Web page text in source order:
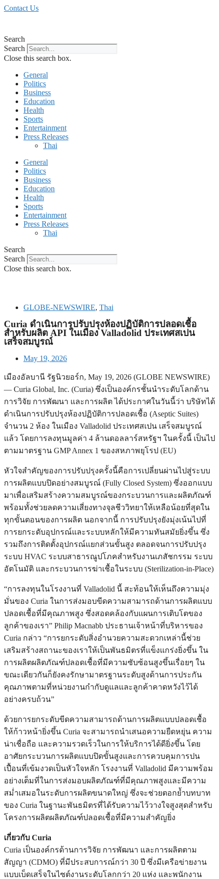
Skip
Contact Us
Search
Search
Close this search box.
General
Politics
Business
Education
Health
Sports
Entertainment
Press Releases
Thai
General
Politics
Business
Education
Health
Sports
Entertainment
Press Releases
Thai
Search
Search
Close this search box.
GLOBE-NEWSWIRE, Thai
Curia ดำเนินการปรับปรุงห้องปฏิบัติการปลอดเชื้อ
สำหรับผลิต API ในเมือง Valladolid ประเทศสเปน
เสร็จสมบูรณ์
May 19, 2026
เมืองอัลบานี รัฐนิวยอร์ก, May 19, 2026 (GLOBE NEWSWIRE)
— Curia Global, Inc. (Curia) ซึ่งเป็นองค์กรชั้นนำระดับโลกด้าน
การวิจัย การพัฒนา และการผลิต ได้ประกาศในวันนี้ว่า บริษัทได้
ดำเนินการปรับปรุงห้องปฏิบัติการปลอดเชื้อ (Aseptic Suites)
จำนวน 2 ห้อง ในเมือง Valladolid ประเทศสเปน เสร็จสมบูรณ์
แล้ว โดยการลงทุนมูลค่า 4 ล้านดอลลาร์สหรัฐฯ ในครั้งนี้ เป็นไป
ตามมาตรฐาน GMP Annex 1 ของสหภาพยุโรป (EU)
หัวใจสำคัญของการปรับปรุงครั้งนี้คือการเปลี่ยนผ่านไปสู่ระบบ
การผลิตแบบปิดอย่างสมบูรณ์ (Fully Closed System) ซึ่งออกแบบ
มาเพื่อเสริมสร้างความสมบูรณ์ของกระบวนการและผลิตภัณฑ์
พร้อมทั้งช่วยลดความเสี่ยงทางจุลชีววิทยาให้เหลือน้อยที่สุดใน
ทุกขั้นตอนของการผลิต นอกจากนี้ การปรับปรุงยังมุ่งเน้นไปที่
การยกระดับอุปกรณ์และระบบหลักให้มีความทันสมัยยิ่งขึ้น ซึ่ง
รวมถึงการติดตั้งอุปกรณ์แยกส่วนขั้นสูง ตลอดจนการปรับปรุง
ระบบ HVAC ระบบสาธารณูปโภคสำหรับงานเภสัชกรรม ระบบ
อัตโนมัติ และกระบวนการฆ่าเชื้อในระบบ (Sterilization-in-Place)
“การลงทุนในโรงงานที่ Valladolid นี้ สะท้อนให้เห็นถึงความมุ่ง
มั่นของ Curia ในการส่งมอบขีดความสามารถด้านการผลิตแบบ
ปลอดเชื้อที่มีคุณภาพสูง ซึ่งสอดคล้องกับแผนการเติบโตของ
ลูกค้าของเรา” Philip Macnabb ประธานเจ้าหน้าที่บริหารของ
Curia กล่าว “การยกระดับสิ่งอำนวยความสะดวกเหล่านี้ช่วย
เสริมสร้างสถานะของเราให้เป็นพันธมิตรที่แข็งแกร่งยิ่งขึ้น ใน
การผลิตผลิตภัณฑ์ปลอดเชื้อที่มีความซับซ้อนสูงขึ้นเรื่อยๆ ใน
ขณะเดียวกันก็ยังคงรักษามาตรฐานระดับสูงด้านการประกัน
คุณภาพตามที่หน่วยงานกำกับดูแลและลูกค้าคาดหวังไว้ได้
อย่างครบถ้วน”
ด้วยการยกระดับขีดความสามารถด้านการผลิตแบบปลอดเชื้อ
ให้ก้าวหน้ายิ่งขึ้น Curia จะสามารถนำเสนอความยืดหยุ่น ความ
น่าเชื่อถือ และความรวดเร็วในการให้บริการได้ดียิ่งขึ้น โดย
อาศัยกระบวนการผลิตแบบปิดขั้นสูงและการควบคุมการปน
เปื้อนที่เข้มงวดเป็นหัวใจหลัก โรงงานที่ Valladolid มีความพร้อม
อย่างเต็มที่ในการส่งมอบผลิตภัณฑ์ที่มีคุณภาพสูงและมีความ
สม่ำเสมอในระดับการผลิตขนาดใหญ่ ซึ่งจะช่วยตอกย้ำบทบาท
ของ Curia ในฐานะพันธมิตรที่ได้รับความไว้วางใจสูงสุดสำหรับ
โครงการผลิตผลิตภัณฑ์ปลอดเชื้อที่มีความสำคัญยิ่ง
เกี่ยวกับ Curia
Curia เป็นองค์กรด้านการวิจัย การพัฒนา และการผลิตตาม
สัญญา (CDMO) ที่มีประสบการณ์กว่า 30 ปี ซึ่งมีเครือข่ายงาน
แบบเบ็ดเสร็จในไซต์งานระดับโลกกว่า 20 แห่ง และพนักงาน